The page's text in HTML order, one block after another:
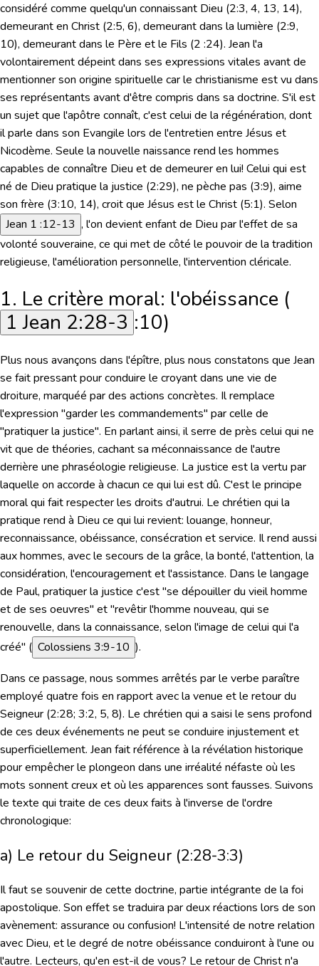
considéré comme quelqu'un connaissant Dieu (2:3, 4, 13, 14),
demeurant en Christ (2:5, 6), demeurant dans la lumière (2:9,
10), demeurant dans le Père et le Fils (2 :24). Jean l'a
volontairement dépeint dans ses expressions vitales avant de
mentionner son origine spirituelle car le christianisme est vu dans
ses représentants avant d'être compris dans sa doctrine. S'il est
un sujet que l'apôtre connaît, c'est celui de la régénération, dont
il parle dans son Evangile lors de l'entretien entre Jésus et
Nicodème. Seule la nouvelle naissance rend les hommes
capables de connaître Dieu et de demeurer en lui! Celui qui est
né de Dieu pratique la justice (2:29), ne pèche pas (3:9), aime
son frère (3:10, 14), croit que Jésus est le Christ (5:1). Selon
Jean 1 :12-13 , l'on devient enfant de Dieu par l'effet de sa
volonté souveraine, ce qui met de côté le pouvoir de la tradition
religieuse, l'amélioration personnelle, l'intervention cléricale.
1. Le critère moral: l'obéissance (
1 Jean 2:28-3 :10)
Plus nous avançons dans l'épître, plus nous constatons que Jean
se fait pressant pour conduire le croyant dans une vie de
droiture, marquéé par des actions concrètes. Il remplace
l'expression "garder les commandements" par celle de
"pratiquer la justice". En parlant ainsi, il serre de près celui qui ne
vit que de théories, cachant sa méconnaissance de l'autre
derrière une phraséologie religieuse. La justice est la vertu par
laquelle on accorde à chacun ce qui lui est dû. C'est le principe
moral qui fait respecter les droits d'autrui. Le chrétien qui la
pratique rend à Dieu ce qui lui revient: louange, honneur,
reconnaissance, obéissance, consécration et service. Il rend aussi
aux hommes, avec le secours de la grâce, la bonté, l'attention, la
considération, l'encouragement et l'assistance. Dans le langage
de Paul, pratiquer la justice c'est "se dépouiller du vieil homme
et de ses oeuvres" et "revêtir l'homme nouveau, qui se
renouvelle, dans la connaissance, selon l'image de celui qui l'a
créé" ( Colossiens 3:9-10 ).
Dans ce passage, nous sommes arrêtés parle verbe paraître
employé quatre fois en rapport avec la venue et le retour du
Seigneur (2:28; 3:2, 5, 8). Le chrétien qui a saisi le sens profond
de ces deux événements ne peut se conduire injustement et
superficiellement. Jean fait référence à la révélation historique
pour empêcher le plongeon dans une irréalité néfaste où les
mots sonnent creux et où les apparences sont fausses. Suivons
le texte qui traite de ces deux faits à l'inverse de l'ordre
chronologique:
a) Le retour du Seigneur (2:28-3:3)
Il faut se souvenir de cette doctrine, partie intégrante de la foi
apostolique. Son effet se traduira par deux réactions lors de son
avènement: assurance ou confusion! L'intensité de notre relation
avec Dieu, et le degré de notre obéissance conduiront à l'une ou
l'autre. Lecteurs, qu'en est-il de vous? Le retour de Christ n'a